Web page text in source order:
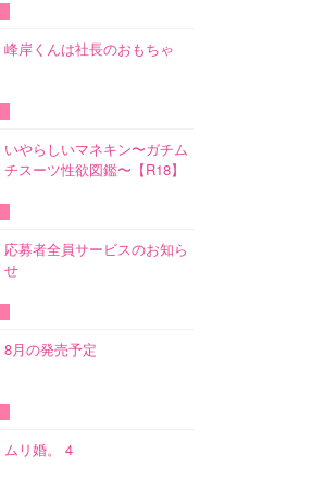
峰岸くんは社長のおもちゃ
いやらしいマネキン〜ガチム
チスーツ性欲図鑑〜【R18】
応募者全員サービスのお知ら
せ
8月の発売予定
ムリ婚。 4